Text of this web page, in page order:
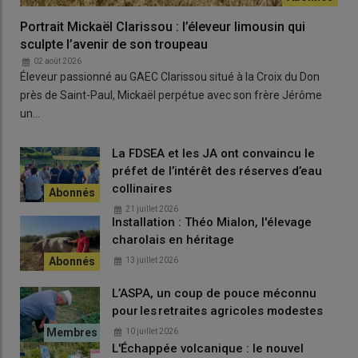
Julien Brugerolles : C'est très variable en fonction des assurés
et des retraités, en sachant que c'était une mesure qui
s'appliquait strictement au régime des non-salariés agricoles,
puisqu'il n'y a pas de mesure similaire dans les autres régimes.
Si vous cumulez une retraite de fonctionnaire, avec une
retraite du régime général, il n'y a pas de mécanisme de
introduite par amendement de la majorité, qui plus est au
dernier moment dans le débat. Ce n'était pas dans la loi
Chassaigne au départ.
Quelles ont été les justifications avancées
lors de la prise de cet amendement ?
Julien Brugerolles :C'était essentiellement pour des raisons
financières, bien que ça n'ait pas été justifié ainsi. Bercy était
passé derrière et avait essayé de limiter le coût de la mesure
pour le régime desnon-salariés agricoles, tout simplement.
Portrait Mickaël Clarissou : l’éleveur limousin qui
sculpte l’avenir de son troupeau
02 août 2026
Éleveur passionné au GAEC Clarissou situé à la Croix du Don
près de Saint-Paul, Mickaël perpétue avec son frère Jérôme
un…
La FDSEA et les JA ont convaincu le
préfet de l’intérêt des réserves d’eau
collinaires
21 juillet 2026
Installation : Théo Mialon, l'élevage
charolais en héritage
13 juillet 2026
L’ASPA, un coup de pouce méconnu
pour les retraites agricoles modestes
10 juillet 2026
L'Échappée volcanique : le nouvel